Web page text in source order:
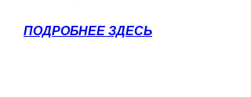
ПОДРОБНЕЕ ЗДЕСЬ